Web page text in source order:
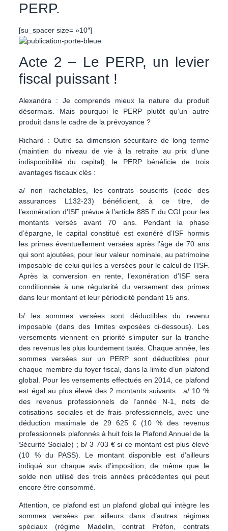
PERP.
[su_spacer size= »10″]
Acte 2 – Le PERP, un levier
fiscal puissant !
Alexandra : Je comprends mieux la nature du produit
désormais. Mais pourquoi le PERP plutôt qu’un autre
produit dans le cadre de la prévoyance ?
Richard : Outre sa dimension sécuritaire de long terme
(maintien du niveau de vie à la retraite au prix d’une
indisponibilité du capital), le PERP bénéficie de trois
avantages fiscaux clés :
a/ non rachetables, les contrats souscrits (code des
assurances L132-23) bénéficient, à ce titre, de
l’exonération d’ISF prévue à l’article 885 F du CGI pour les
montants versés avant 70 ans. Pendant la phase
d’épargne, le capital constitué est exonéré d’ISF hormis
les primes éventuellement versées après l’âge de 70 ans
qui sont ajoutées, pour leur valeur nominale, au patrimoine
imposable de celui qui les a versées pour le calcul de l’ISF.
Après la conversion en rente, l’exonération d’ISF sera
conditionnée à une régularité du versement des primes
dans leur montant et leur périodicité pendant 15 ans.
b/ les sommes versées sont déductibles du revenu
imposable (dans des limites exposées ci-dessous). Les
versements viennent en priorité s’imputer sur la tranche
des revenus les plus lourdement taxés. Chaque année, les
sommes versées sur un PERP sont déductibles pour
chaque membre du foyer fiscal, dans la limite d’un plafond
global. Pour les versements effectués en 2014, ce plafond
est égal au plus élevé des 2 montants suivants : a/ 10 %
des revenus professionnels de l’année N-1, nets de
cotisations sociales et de frais professionnels, avec une
déduction maximale de 29 625 € (10 % des revenus
professionnels plafonnés à huit fois le Plafond Annuel de la
Sécurité Sociale) ; b/ 3 703 € si ce montant est plus élevé
(10 % du PASS). Le montant disponible est d’ailleurs
indiqué sur chaque avis d’imposition, de même que le
solde non utilisé des trois années précédentes qui peut
encore être consommé.
Attention, ce plafond est un plafond global qui intègre les
sommes versées par ailleurs dans d’autres régimes
spéciaux (régime Madelin, contrat Préfon, contrats